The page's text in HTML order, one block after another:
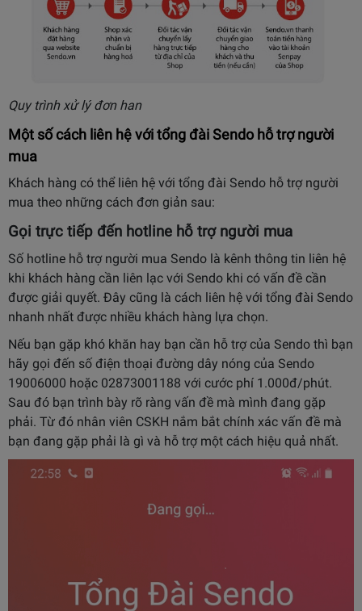
Quy trình xử lý đơn han
Một số cách liên hệ với tổng đài Sendo hỗ trợ người
mua
Khách hàng có thể liên hệ với tổng đài Sendo hỗ trợ người
mua theo những cách đơn giản sau:
Gọi trực tiếp đến hotline hỗ trợ người mua
Số hotline hỗ trợ người mua Sendo là kênh thông tin liên hệ
khi khách hàng cần liên lạc với Sendo khi có vấn đề cần
được giải quyết. Đây cũng là cách liên hệ với tổng đài Sendo
nhanh nhất được nhiều khách hàng lựa chọn.
Nếu bạn gặp khó khăn hay bạn cần hỗ trợ của Sendo thì bạn
hãy gọi đến số điện thoại đường dây nóng của Sendo
19006000 hoặc 02873001188 với cước phí 1.000đ/phút.
Sau đó bạn trình bày rõ ràng vấn đề mà mình đang gặp
phải. Từ đó nhân viên CSKH nắm bắt chính xác vấn đề mà
bạn đang gặp phải là gì và hỗ trợ một cách hiệu quả nhất.